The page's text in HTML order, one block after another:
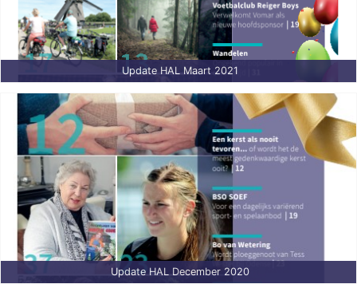
Update HAL Maart 2021
Update HAL December 2020